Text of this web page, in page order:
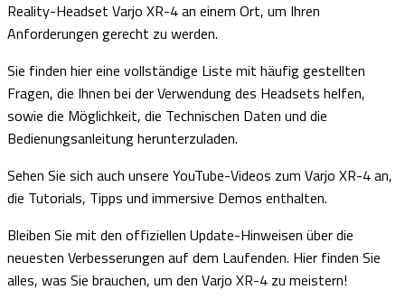
Reality-Headset Varjo XR-4 an einem Ort, um Ihren
Anforderungen gerecht zu werden.
Sie finden hier eine vollständige Liste mit häufig gestellten
Fragen, die Ihnen bei der Verwendung des Headsets helfen,
sowie die Möglichkeit, die Technischen Daten und die
Bedienungsanleitung herunterzuladen.
Sehen Sie sich auch unsere YouTube-Videos zum Varjo XR-4 an,
die Tutorials, Tipps und immersive Demos enthalten.
Bleiben Sie mit den offiziellen Update-Hinweisen über die
neuesten Verbesserungen auf dem Laufenden. Hier finden Sie
alles, was Sie brauchen, um den Varjo XR-4 zu meistern!